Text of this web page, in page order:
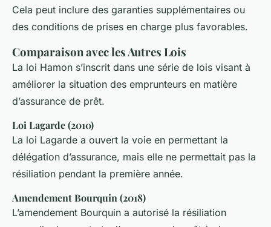
Cela peut inclure des garanties supplémentaires ou
des conditions de prises en charge plus favorables.
Comparaison avec les Autres Lois
La loi Hamon s’inscrit dans une série de lois visant à
améliorer la situation des emprunteurs en matière
d’assurance de prêt.
Loi Lagarde (2010)
La loi Lagarde a ouvert la voie en permettant la
délégation d’assurance, mais elle ne permettait pas la
résiliation pendant la première année.
Amendement Bourquin (2018)
L’amendement Bourquin a autorisé la résiliation